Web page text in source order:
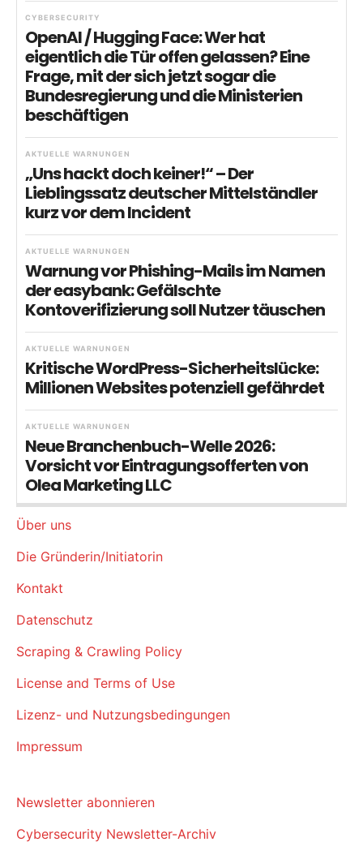
CYBERSECURITY
OpenAI / Hugging Face: Wer hat
eigentlich die Tür offen gelassen? Eine
Frage, mit der sich jetzt sogar die
Bundesregierung und die Ministerien
beschäftigen
AKTUELLE WARNUNGEN
„Uns hackt doch keiner!“ – Der
Lieblingssatz deutscher Mittelständler
kurz vor dem Incident
AKTUELLE WARNUNGEN
Warnung vor Phishing-Mails im Namen
der easybank: Gefälschte
Kontoverifizierung soll Nutzer täuschen
AKTUELLE WARNUNGEN
Kritische WordPress-Sicherheitslücke:
Millionen Websites potenziell gefährdet
AKTUELLE WARNUNGEN
Neue Branchenbuch-Welle 2026:
Vorsicht vor Eintragungsofferten von
Olea Marketing LLC
Über uns
Die Gründerin/Initiatorin
Kontakt
Datenschutz
Scraping & Crawling Policy
License and Terms of Use
Lizenz- und Nutzungsbedingungen
Impressum
Newsletter abonnieren
Cybersecurity Newsletter-Archiv